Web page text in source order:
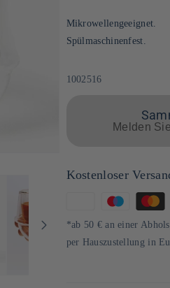
Mikrowellengeeignet.
Spülmaschinenfest.
SKU:
1002516
Melden
Kostenloser
Zahlungsmethoden
*ab 50 € an einer
per Hauszustellung in